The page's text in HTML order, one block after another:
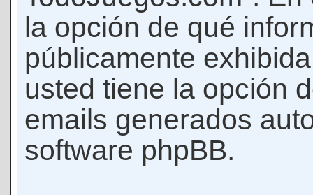
la opción de qué
públicamente
usted tiene la opción
emails generados
software phpBB.